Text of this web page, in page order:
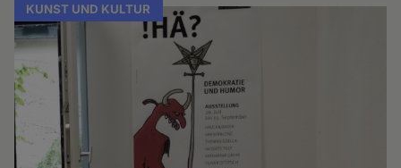
KUNST UND KULTUR